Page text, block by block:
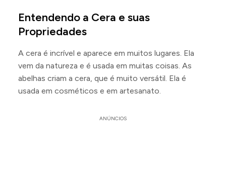
Entendendo a Cera e suas
Propriedades
A cera é incrível e aparece em muitos lugares. Ela
vem da natureza e é usada em muitas coisas. As
abelhas criam a cera, que é muito versátil. Ela é
usada em cosméticos e em artesanato.
ANÚNCIOS